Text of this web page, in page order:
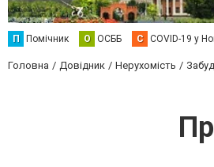
П Помічник О ОСББ C COVID-19 у
Головна Довідник Нерухомість